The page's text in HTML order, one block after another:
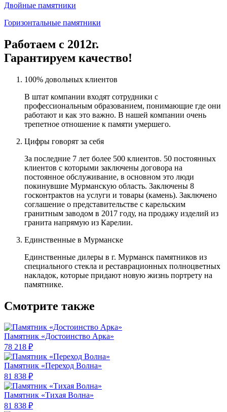
Двойные памятники
Горизонтальные памятники
Работаем с 2012г.
Гарантируем качество!
100% довольных клиентов
В штат компании входят сотрудники с
профессиональным образованием, понимающие где они
работают и как это важно. В нашей компании очень
трепетное отношение к памяти умершего.
Цифры говорят за себя
За последние 7 лет более 500 клиентов. 50 постоянных
клиентов с которыми заключены договора на
постоянное обслуживание, в основном это люди
покинувшие Мурманскую область. Заключены 8
госконтрактов на услуги и товары (камень). Заключено
соглашение о представительстве с карельским
гранитным заводом в 2017 году, на продажу изделий из
гранита напрямую из Карелии.
Единственные в Мурманске
Единственные дилеры в г. Мурманск памятников из
специального стекла и реставрационных полноцветных
накладок, которые придают новую жизнь портрету на
памятнике.
Смотрите также
Памятник «Достоинство Арка»
78 218 ₽
Памятник «Переход Волна»
81 838 ₽
Памятник «Тихая Волна»
81 838 ₽